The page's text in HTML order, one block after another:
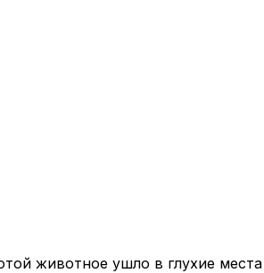
животное ушло в глухие